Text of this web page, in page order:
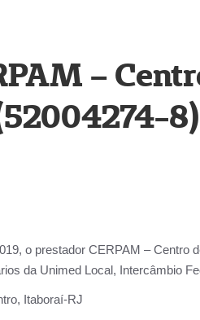
–
8)
, o prestador CERPAM – Centro
da Unimed Local, Intercâmbio
Itaboraí-RJ